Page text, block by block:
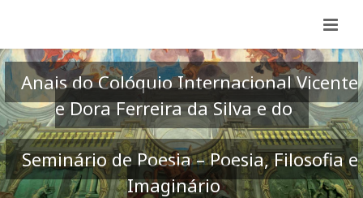
Anais do Colóquio Internacional Vicente
e Dora Ferreira da Silva e do
Seminário de Poesia – Poesia, Filosofia e
Imaginário